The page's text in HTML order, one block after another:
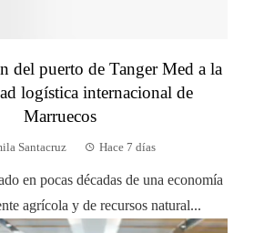
del puerto de Tanger Med a la
logística internacional de
Marruecos
Santacruz Hace 7 días
en pocas décadas de una economía
agrícola y de recursos natural...